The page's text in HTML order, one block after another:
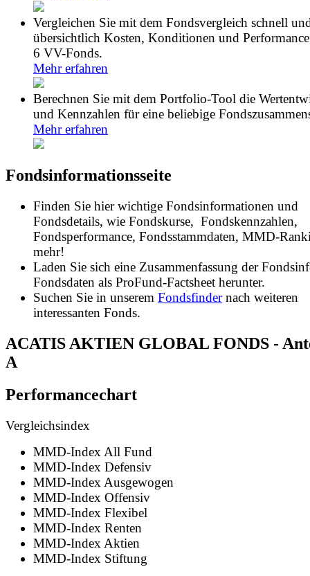
Vergleichen Sie mit dem Fondsvergleich schnell
übersichtlich Kosten, Konditionen und
6 VV-Fonds.
Mehr erfahren
Berechnen Sie mit dem Portfolio-Tool die
und Kennzahlen für eine beliebige
Mehr erfahren
Fondsinformationsseite
Finden Sie hier wichtige Fondsinformationen und
Fondsdetails, wie Fondskurse, Fondskennzahlen,
Fondsperformance, Fondsstammdaten, MMD-
mehr!
Laden Sie sich eine Zusammenfassung der
Fondsdaten als ProFund-Factsheet herunter.
Suchen Sie in unserem Fondsfindernach weiteren
interessanten Fonds.
ACATIS AKTIEN GLOBAL FONDS -
A
Performancechart
Vergleichsindex
MMD-Index All Fund
MMD-Index Defensiv
MMD-Index Ausgewogen
MMD-Index Offensiv
MMD-Index Flexibel
MMD-Index Renten
MMD-Index Aktien
MMD-Index Stiftung